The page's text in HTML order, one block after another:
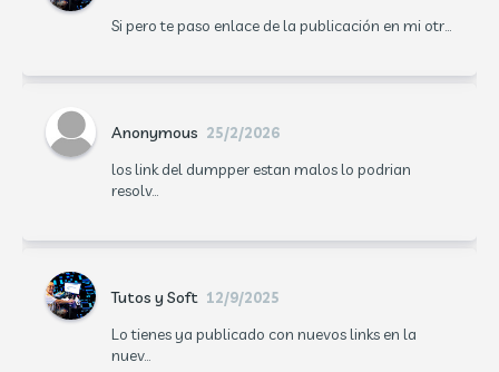
Si pero te paso enlace de la publicación en mi otr...
Anonymous 25/2/2026
los link del dumpper estan malos lo podrian
resolv...
Tutos y Soft 12/9/2025
Lo tienes ya publicado con nuevos links en la
nuev...